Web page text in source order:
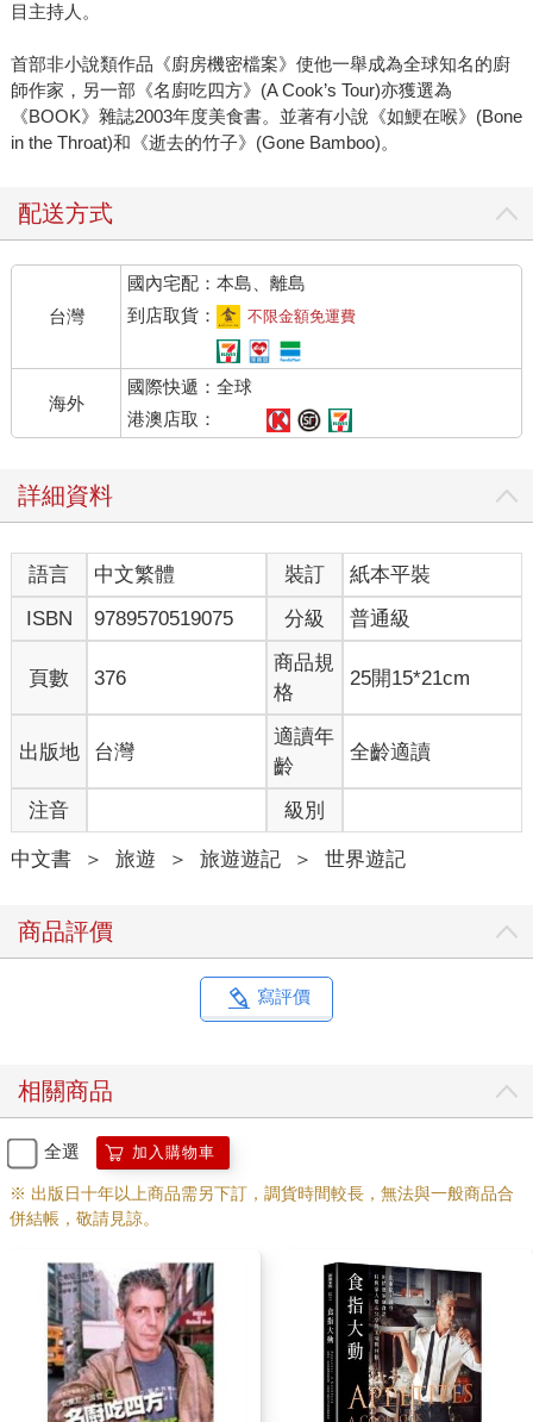
目主持人。
首部非小說類作品《廚房機密檔案》使他一舉成為全球知名的廚
師作家，另一部《名廚吃四方》(A Cook’s Tour)亦獲選為
《BOOK》雜誌2003年度美食書。並著有小說《如鯁在喉》(Bone
in the Throat)和《逝去的竹子》(Gone Bamboo)。
配送方式
台灣
國內宅配：本島、離島
到店取貨：
不限金額免運費
海外
國際快遞：全球
港澳店取：
詳細資料
語言 中文繁體 裝訂
紙本平裝
ISBN
9789570519075 分級 普通級
頁數 376
商品規
格
25開15*21cm
出版地 台灣
適讀年
齡
全齡適讀
注音 級別
中文書 ＞ 旅遊 ＞ 旅遊遊記 ＞ 世界遊記
商品評價
寫評價
相關商品
全選 加入購物車
※ 出版日十年以上商品需另下訂，調貨時間較長，無法與一般商品合
併結帳，敬請見諒。